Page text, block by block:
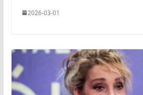
2026-03-01